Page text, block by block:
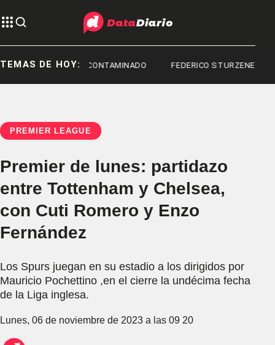
TEMAS DE HOY:
FENTANILO CONTAMINADO FEDERICO STURZENEGGER
PREMIER LEAGUE
Premier de lunes: partidazo
entre Tottenham y Chelsea,
con Cuti Romero y Enzo
Fernández
Los Spurs juegan en su estadio a los dirigidos por
Mauricio Pochettino ,en el cierre la undécima fecha
de la Liga inglesa.
Lunes, 06 de noviembre de 2023 a las 09 20